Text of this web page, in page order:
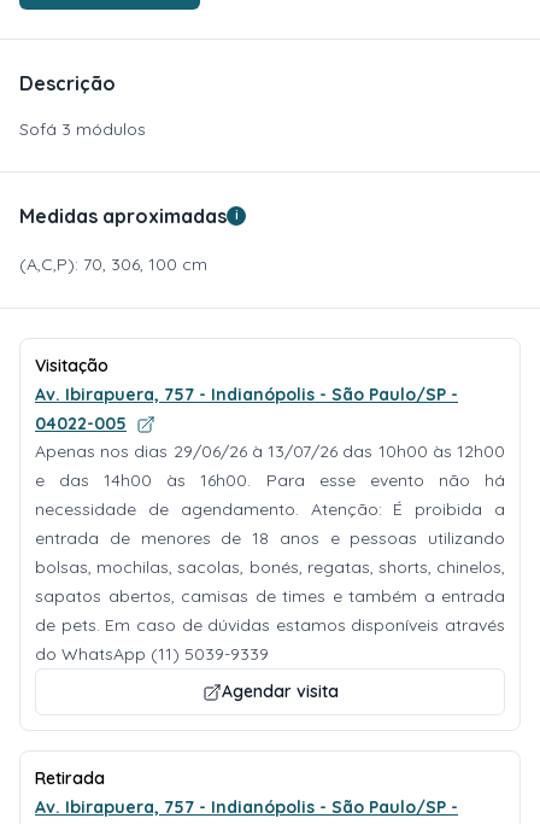
Descrição
Sofá 3 módulos
Medidas aproximadas i
(A,C,P): 70, 306, 100 cm
Visitação
Av. Ibirapuera, 757 - Indianópolis - São Paulo/SP -
04022-005
Apenas nos dias 29/06/26 à 13/07/26 das 10h00 às 12h00
e das 14h00 às 16h00. Para esse evento não há
necessidade de agendamento. Atenção: É proibida a
entrada de menores de 18 anos e pessoas utilizando
bolsas, mochilas, sacolas, bonés, regatas, shorts, chinelos,
sapatos abertos, camisas de times e também a entrada
de pets. Em caso de dúvidas estamos disponíveis através
do WhatsApp (11) 5039-9339
Agendar visita
Retirada
Av. Ibirapuera, 757 - Indianópolis - São Paulo/SP -